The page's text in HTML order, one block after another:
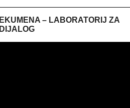
EKUMENA – LABORATORIJ ZA
DIJALOG